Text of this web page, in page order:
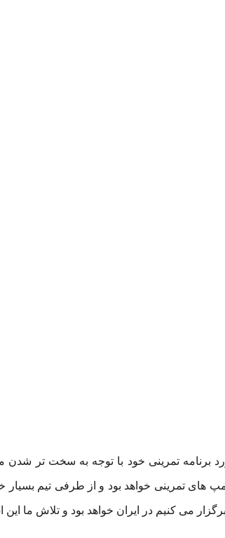
برنامه تمرینی خود با توجه به سخت تر
تمرینی خواهد بود و از طرفی تیم بسیار
می کنیم در ایران خواهد بود و تلاش ما